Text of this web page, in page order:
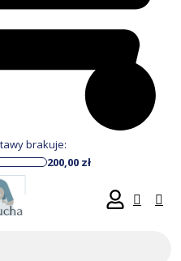
brakuje:
200,00 zł